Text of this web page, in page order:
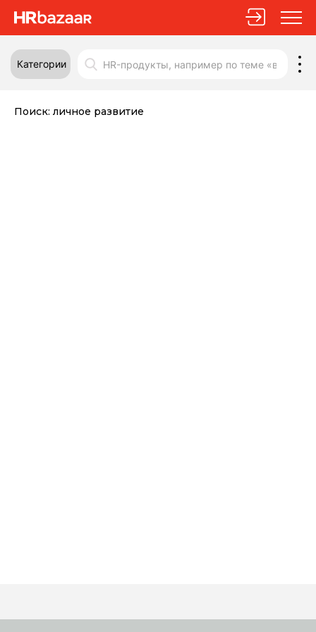
Категории
Поиск: личное развитие